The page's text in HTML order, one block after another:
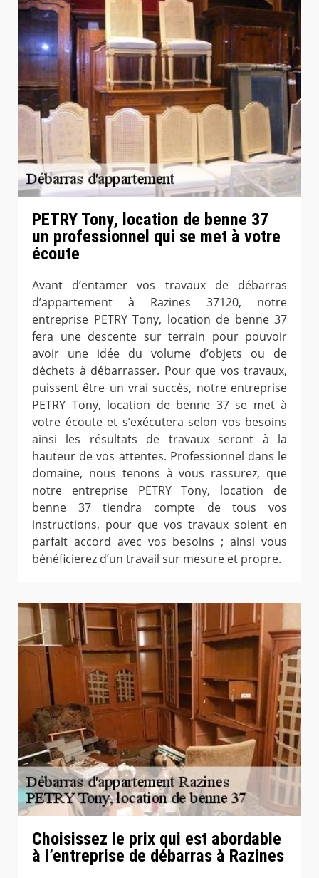
PETRY Tony, location de benne 37
un professionnel qui se met à votre
écoute
Avant d’entamer vos travaux de débarras
d’appartement à Razines 37120, notre
entreprise PETRY Tony, location de benne 37
fera une descente sur terrain pour pouvoir
avoir une idée du volume d’objets ou de
déchets à débarrasser. Pour que vos travaux,
puissent être un vrai succès, notre entreprise
PETRY Tony, location de benne 37 se met à
votre écoute et s’exécutera selon vos besoins
ainsi les résultats de travaux seront à la
hauteur de vos attentes. Professionnel dans le
domaine, nous tenons à vous rassurez, que
notre entreprise PETRY Tony, location de
benne 37 tiendra compte de tous vos
instructions, pour que vos travaux soient en
parfait accord avec vos besoins ; ainsi vous
bénéficierez d’un travail sur mesure et propre.
Choisissez le prix qui est abordable
à l’entreprise de débarras à Razines